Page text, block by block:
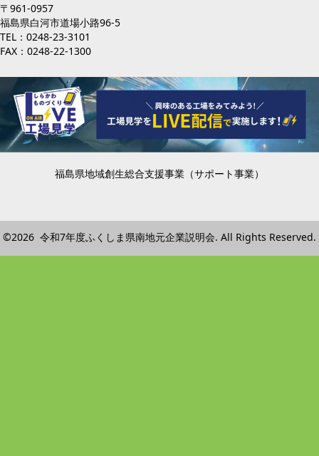
〒961-0957
福島県白河市道場小路96-5
TEL：0248-23-3101
FAX：0248-22-1300
福島県地域創生総合支援事業（サポート事業）
©2026 令和7年度ふくしま県南地元企業説明会. All Rights Reserved.